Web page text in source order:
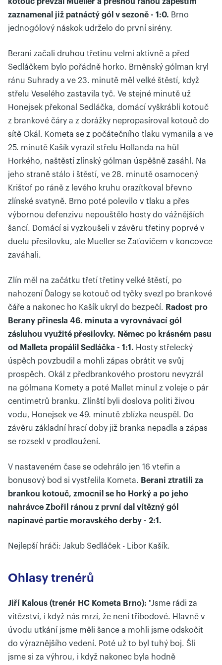
zaznamenal již patnáctý gól v sezoně - 1:0. Brno
jednogólový náskok udrželo do první sirény.
Berani začali druhou třetinu velmi aktivně a před
Sedláčkem bylo pořádně horko. Brněnský gólman kryl
ránu Suhrady a ve 23. minutě měl velké štěstí, když
střelu Veselého zastavila tyč. Ve stejné minutě už
Honejsek překonal Sedláčka, domácí vyškrábli kotouč
z brankové čáry a z dorážky nepropasíroval kotouč do
sítě Okál. Kometa se z počátečního tlaku vymanila a ve
25. minutě Kašík vyrazil střelu Hollanda na hůl
Horkého, naštěstí zlínský gólman úspěšně zasáhl. Na
jeho straně stálo i štěstí, ve 28. minutě osamocený
Krištof po ráně z levého kruhu orazítkoval břevno
zlínské svatyně. Brno poté polevilo v tlaku a přes
výbornou defenzivu nepouštělo hosty do vážnějších
šancí. Domácí si vyzkoušeli v závěru třetiny poprvé v
duelu přesilovku, ale Mueller se Zaťovičem v koncovce
zaváhali.
Zlín měl na začátku třetí třetiny velké štěstí, po
nahození Ďalogy se kotouč od tyčky svezl po brankové
čáře a nakonec ho Kašík ukryl do bezpečí. Radost pro
Berany přinesla 46. minuta a vyrovnávací gól
zásluhou využité přesilovky. Němec po krásném pasu
od Malleta propálil Sedláčka - 1:1. Hosty střelecký
úspěch povzbudil a mohli zápas obrátit ve svůj
prospěch. Okál z předbrankového prostoru nevyzrál
na gólmana Komety a poté Mallet minul z voleje o pár
centimetrů branku. Zlínští byli doslova politi živou
vodu, Honejsek ve 49. minutě zblízka neuspěl. Do
závěru základní hrací doby již branka nepadla a zápas
se rozsekl v prodloužení.
V nastaveném čase se odehrálo jen 16 vteřin a
bonusový bod si vystřelila Kometa. Berani ztratili za
brankou kotouč, zmocnil se ho Horký a po jeho
nahrávce Zbořil ránou z první dal vítězný gól
napínavé partie moravského derby - 2:1.
Nejlepší hráči: Jakub Sedláček - Libor Kašík.
Ohlasy trenérů
Jiří Kalous (trenér HC Kometa Brno): "Jsme rádi za
vítězství, i když nás mrzí, že není tříbodové. Hlavně v
úvodu utkání jsme měli šance a mohli jsme odskočit
do výraznějšího vedení. Poté už to byl tuhý boj. Šli
jsme si za výhrou, i když nakonec byla hodně